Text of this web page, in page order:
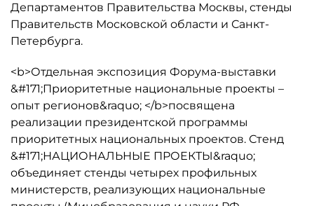
Департаментов Правительства Москвы, стенды
Правительств Московской области и Санкт-
Петербурга.
<b>Отдельная экспозиция Форума-выставки
&#171;Приоритетные национальные проекты –
опыт регионов&raquo; </b>посвящена
реализации президентской программы
приоритетных национальных проектов. Стенд
&#171;НАЦИОНАЛЬНЫЕ ПРОЕКТЫ&raquo;
объединяет стенды четырех профильных
министерств, реализующих национальные